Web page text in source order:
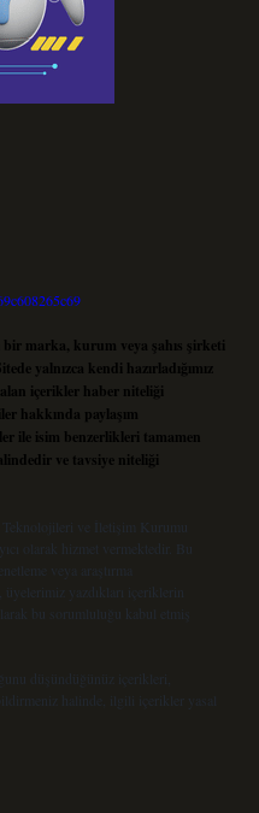
marka, kurum veya şahıs şirketi
yalnızca kendi hazırladığımız
içerikler haber niteliği
hakkında paylaşım
ile isim benzerlikleri tamamen
ve tavsiye niteliği
Teknolojileri ve İletişim Kurumu
olarak hizmet vermektedir. Bu
veya araştırma
yazdıkları içeriklerin
bu sorumluluğu kabul etmiş
düşündüğünüz içerikleri,
halinde, ilgili içerikler yasal